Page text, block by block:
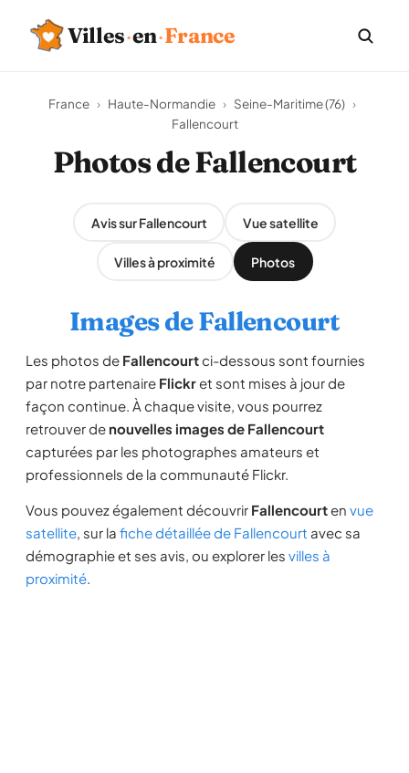
Villes·en·France
France › Haute-Normandie › Seine-Maritime (76) ›
Fallencourt
Photos de Fallencourt
Avis sur Fallencourt Vue satellite
Villes à proximité Photos
Images de Fallencourt
Les photos de Fallencourtci-dessous sont fournies
par notre partenaire Flickret sont mises à jour de
façon continue. À chaque visite, vous pourrez
retrouver de nouvelles images de Fallencourt
capturées par les photographes amateurs et
professionnels de la communauté Flickr.
Vous pouvez également découvrir Fallencourten vue
satellite, sur la fiche détaillée de Fallencourt avec sa
démographie et ses avis, ou explorer les villes à
proximité.